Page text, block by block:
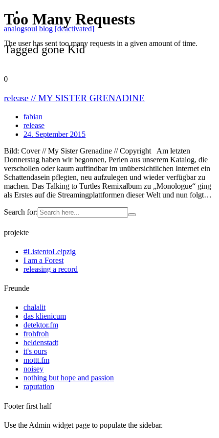
analogsoul blog [deactivated]
Tagged gone Kid
0
release // MY SISTER GRENADINE
fabian
release
24. September 2015
Bild: Cover // My Sister Grenadine // Copyright Am letzten
Donnerstag haben wir begonnen, Perlen aus unserem Katalog, die
verschollen oder kaum auffindbar im unübersichtlichen Internet ein
Schattendasein pflegten, neu aufzulegen und wieder verfügbar zu
machen. Das Talking to Turtles Remixalbum zu „Monologue“ ging
als Erstes auf die Streamingplattformen dieser Welt und nun folgt…
Search for:
projekte
#ListentoLeipzig
I am a Forest
releasing a record
Freunde
chalalit
das klienicum
detektor.fm
frohfroh
heldenstadt
it's ours
mottt.fm
noisey
nothing but hope and passion
raputation
Footer first half
Use the Admin widget page to populate the sidebar.